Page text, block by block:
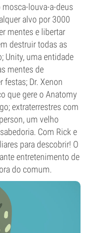
louva-a-deus
alvo por 3000
mentes e libertar
destruir todas as
Unity, uma entidade
mentes de
festas; Dr. Xenon
que gere o Anatomy
extraterrestres com
um velho
Com Rick e
para descobrir! O
entretenimento de
do comum.